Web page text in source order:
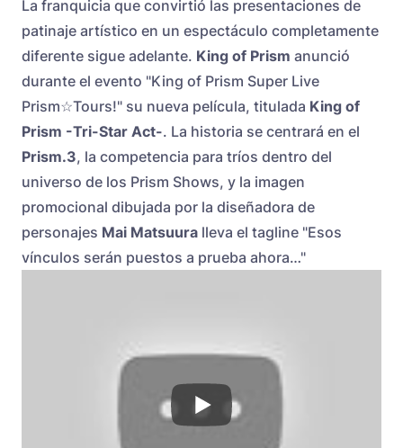
La franquicia que convirtió las presentaciones de
patinaje artístico en un espectáculo completamente
diferente sigue adelante. King of Prism anunció
durante el evento "King of Prism Super Live
Prism☆Tours!" su nueva película, titulada King of
Prism -Tri-Star Act-. La historia se centrará en el
Prism.3, la competencia para tríos dentro del
universo de los Prism Shows, y la imagen
promocional dibujada por la diseñadora de
personajes Mai Matsuura lleva el tagline "Esos
vínculos serán puestos a prueba ahora…"